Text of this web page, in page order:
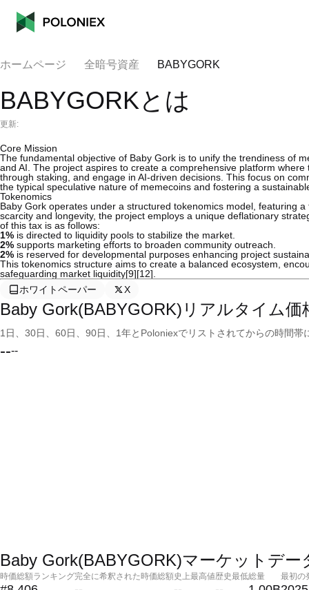
ホームページ 全暗号資産 BABYGORK
BABYGORKとは
更新:
Core Mission
The fundamental objective of Baby Gork is to unify the trendiness of
and AI. The project aspires to create a comprehensive platform
through staking, and engage in AI-driven decisions. This focus on
the typical speculative nature of memecoins and fostering a
Tokenomics
Baby Gork operates under a structured tokenomics model, featuring
scarcity and longevity, the project employs a unique deflationary
of this tax is as follows:
1% is directed to liquidity pools to stabilize the market.
2% supports marketing efforts to broaden community outreach.
2% is reserved for developmental purposes enhancing project
This tokenomics structure aims to create a balanced ecosystem,
safeguarding market liquidity[9][12].
ホワイトペーパー
X
Baby Gork(BABYGORK)リアルタイム価
1日、30日、60日、90日、1年とPoloniexでリストされてからの時間
----
Baby Gork(BABYGORK)マーケットデー
時価総額ランキング完全に希釈された時価総額史上最高値歴史最低総量 最初の